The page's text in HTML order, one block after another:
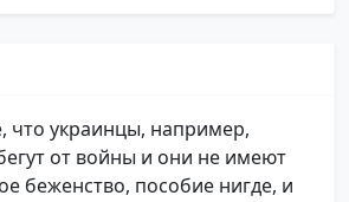
что украинцы, например,
от войны и они не имеют
беженство, пособие нигде, и